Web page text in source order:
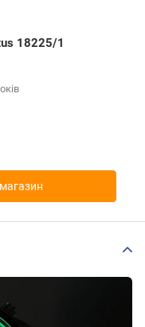
18225/1